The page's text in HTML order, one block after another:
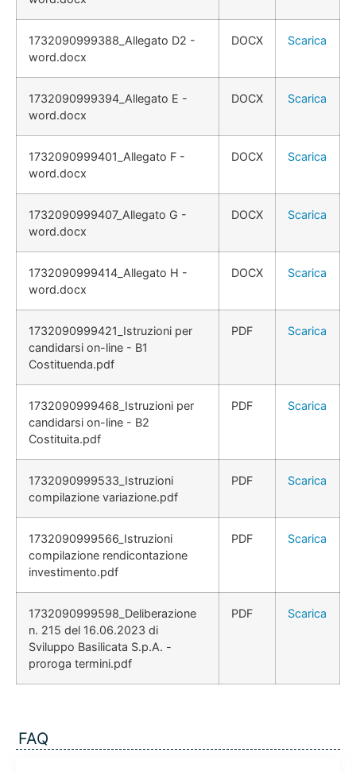
1732090999388_Allegato D2 -
word.docx
DOCX Scarica
1732090999394_Allegato E -
word.docx
DOCX Scarica
1732090999401_Allegato F -
word.docx
DOCX Scarica
1732090999407_Allegato G -
word.docx
DOCX Scarica
1732090999414_Allegato H -
word.docx
DOCX Scarica
1732090999421_Istruzioni per
candidarsi on-line - B1
Costituenda.pdf
PDF Scarica
1732090999468_Istruzioni per
candidarsi on-line - B2
Costituita.pdf
PDF Scarica
1732090999533_Istruzioni
compilazione variazione.pdf
PDF Scarica
1732090999566_Istruzioni
compilazione rendicontazione
investimento.pdf
PDF Scarica
1732090999598_Deliberazione
n. 215 del 16.06.2023 di
Sviluppo Basilicata S.p.A. -
proroga termini.pdf
PDF Scarica
FAQ